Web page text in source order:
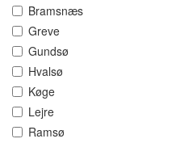
Bramsnæs
Greve
Gundsø
Hvalsø
Køge
Lejre
Ramsø